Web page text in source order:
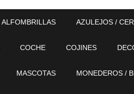
ALFOMBRILLAS AZULEJOS /
COCHE COJINES
MASCOTAS MONEDEROS /